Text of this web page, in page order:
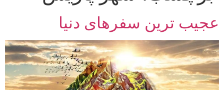
عجیب ترین سفرهای دنیا